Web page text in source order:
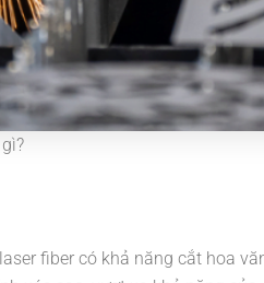
fiber có khả năng cắt hoa